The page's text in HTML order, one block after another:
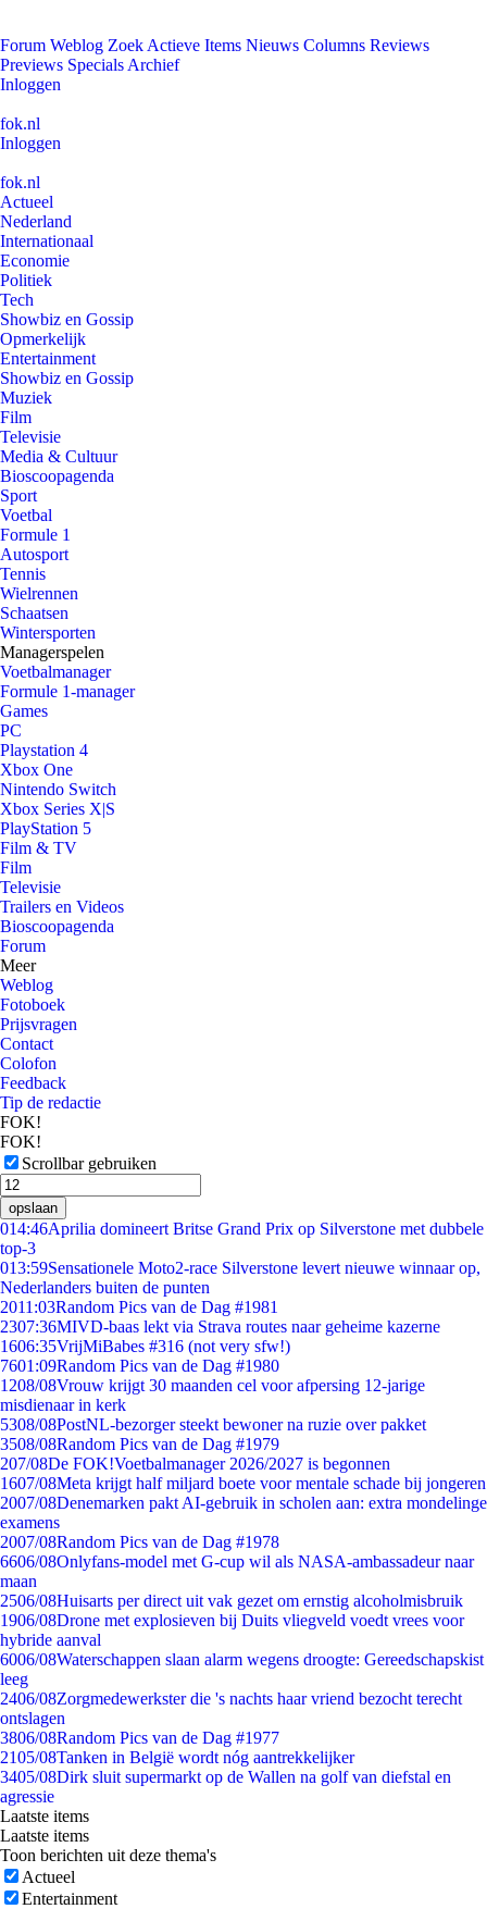
Forum Weblog Zoek Actieve Items Nieuws Columns Reviews
Previews Specials Archief
Inloggen
fok.nl
Inloggen
fok.nl
Actueel
Nederland
Internationaal
Economie
Politiek
Tech
Showbiz en Gossip
Opmerkelijk
Entertainment
Showbiz en Gossip
Muziek
Film
Televisie
Media & Cultuur
Bioscoopagenda
Sport
Voetbal
Formule 1
Autosport
Tennis
Wielrennen
Schaatsen
Wintersporten
Managerspelen
Voetbalmanager
Formule 1-manager
Games
PC
Playstation 4
Xbox One
Nintendo Switch
Xbox Series X|S
PlayStation 5
Film & TV
Film
Televisie
Trailers en Videos
Bioscoopagenda
Forum
Meer
Weblog
Fotoboek
Prijsvragen
Contact
Colofon
Feedback
Tip de redactie
FOK!
FOK!
Scrollbar gebruiken
opslaan
014:46Aprilia domineert Britse Grand Prix op Silverstone met dubbele
top-3
013:59Sensationele Moto2-race Silverstone levert nieuwe winnaar op,
Nederlanders buiten de punten
2011:03Random Pics van de Dag #1981
2307:36MIVD-baas lekt via Strava routes naar geheime kazerne
1606:35VrijMiBabes #316 (not very sfw!)
7601:09Random Pics van de Dag #1980
1208/08Vrouw krijgt 30 maanden cel voor afpersing 12-jarige
misdienaar in kerk
5308/08PostNL-bezorger steekt bewoner na ruzie over pakket
3508/08Random Pics van de Dag #1979
207/08De FOK!Voetbalmanager 2026/2027 is begonnen
1607/08Meta krijgt half miljard boete voor mentale schade bij jongeren
2007/08Denemarken pakt AI-gebruik in scholen aan: extra mondelinge
examens
2007/08Random Pics van de Dag #1978
6606/08Onlyfans-model met G-cup wil als NASA-ambassadeur naar
maan
2506/08Huisarts per direct uit vak gezet om ernstig alcoholmisbruik
1906/08Drone met explosieven bij Duits vliegveld voedt vrees voor
hybride aanval
6006/08Waterschappen slaan alarm wegens droogte: Gereedschapskist
leeg
2406/08Zorgmedewerkster die 's nachts haar vriend bezocht terecht
ontslagen
3806/08Random Pics van de Dag #1977
2105/08Tanken in België wordt nóg aantrekkelijker
3405/08Dirk sluit supermarkt op de Wallen na golf van diefstal en
agressie
Laatste items
Laatste items
Toon berichten uit deze thema's
Actueel
Entertainment